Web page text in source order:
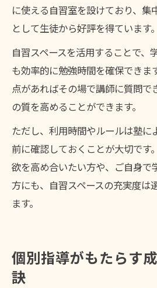
に使える自習室を設けており、集
として生徒から好評を得ています。
自習スペースを活用することで、
も効率的に勉強時間を確保できま
点があればその場で講師に質問で
の質を高めることができます。
ただし、利用時間やルールは塾に
前に確認しておくことが大切です
欲を高め合いたい方や、ご自身で
方にも、自習スペースの充実度は
ます。
個別指導がもたらす
訣